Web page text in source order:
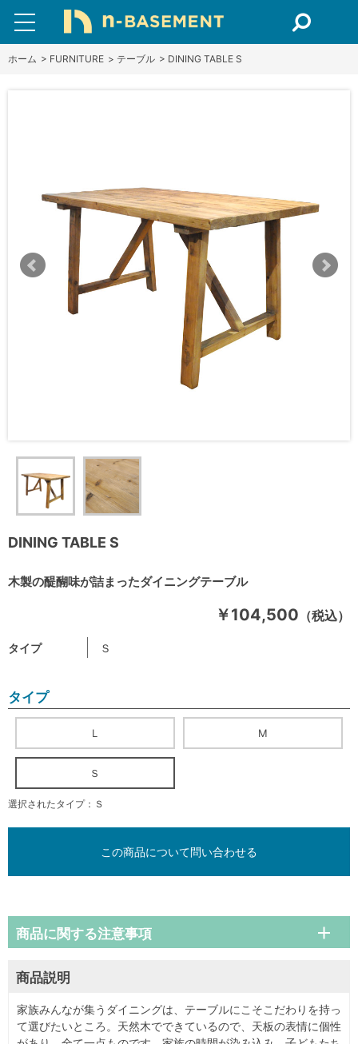
ホーム > FURNITURE > テーブル > DINING TABLE S
DINING TABLE S
木製の醍醐味が詰まったダイニングテーブル
￥104,500 （税込）
タイプ Ｓ
タイプ
L M
Ｓ
選択されたタイプ：Ｓ
この商品について問い合わせる
商品説明
家族みんなが集うダイニングは、テーブルにこそこだわりを持っ
て選びたいところ。天然木でできているので、天板の表情に個性
商品に関する注意事項